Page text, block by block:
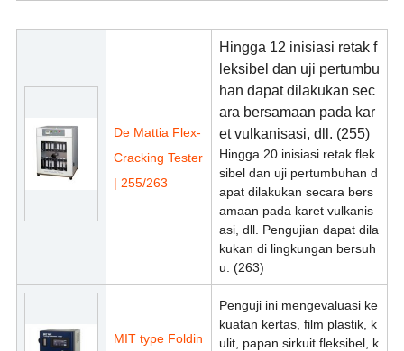
De Mattia Flex-
Cracking Tester
| 255/263
Hingga 12 inisiasi retak f
leksibel dan uji pertumbu
han dapat dilakukan sec
ara bersamaan pada kar
et vulkanisasi, dll. (255)
Hingga 20 inisiasi retak flek
sibel dan uji pertumbuhan d
apat dilakukan secara bers
amaan pada karet vulkanis
asi, dll. Pengujian dapat dila
kukan di lingkungan bersuh
u. (263)
MIT type Foldin
Penguji ini mengevaluasi ke
kuatan kertas, film plastik, k
ulit, papan sirkuit fleksibel, k